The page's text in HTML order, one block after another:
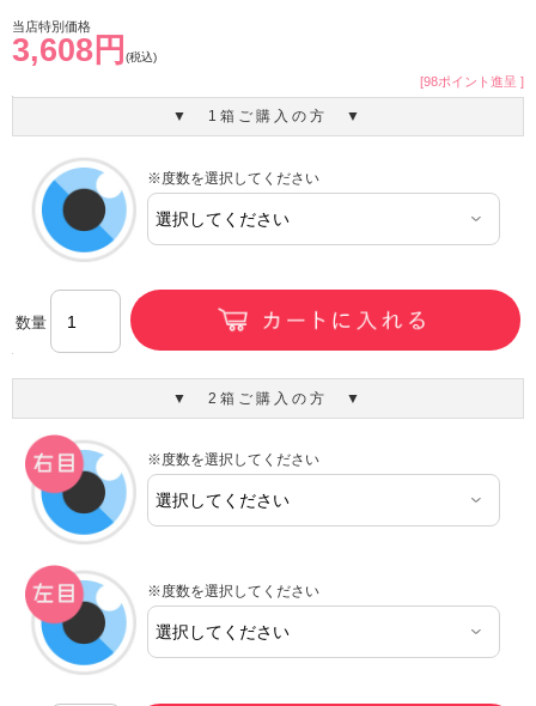
当店特別価格
3,608円 (税込)
[98ポイント進呈 ]
▼ 1箱ご購入の方 ▼
※度数を選択してください
数量
▼ 2箱ご購入の方 ▼
※度数を選択してください
※度数を選択してください